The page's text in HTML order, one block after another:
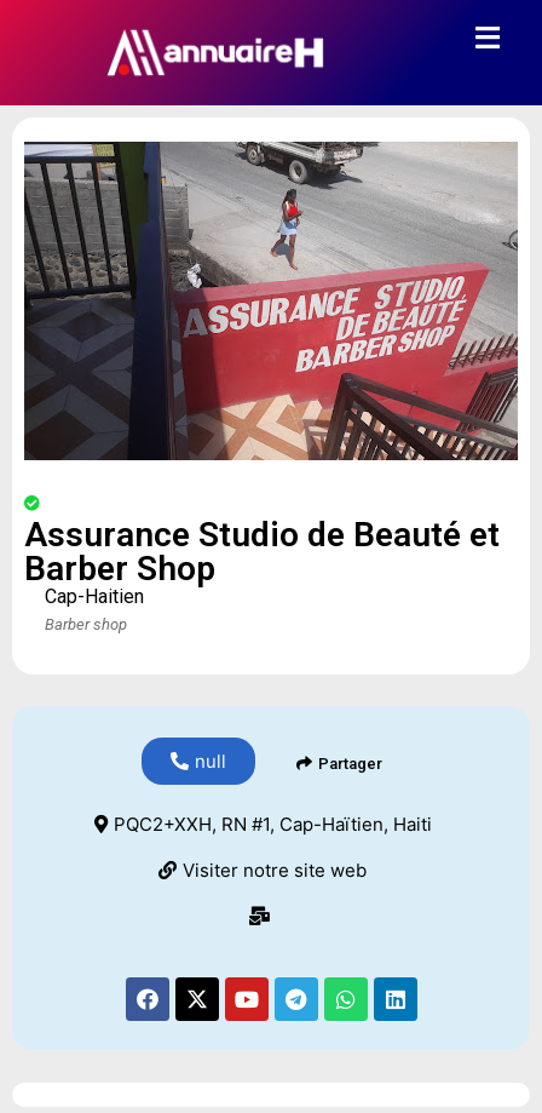
Assurance Studio de Beauté et
Barber Shop
Cap-Haitien
Barber shop
null Partager
PQC2+XXH, RN #1, Cap-Haïtien, Haiti
Visiter notre site web